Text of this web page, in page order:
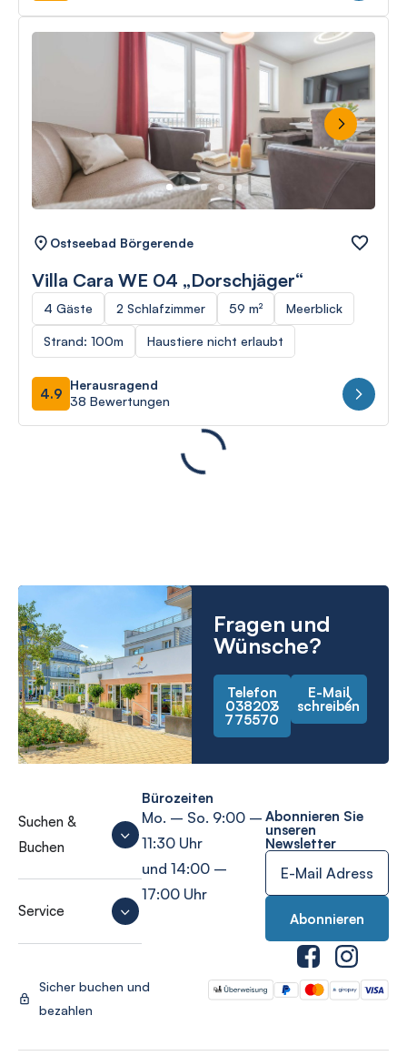
Next
Ostseebad Börgerende
Villa Cara WE 04 „Dorschjäger“
4 Gäste 2 Schlafzimmer 59 m² Meerblick
Strand: 100m Haustiere nicht erlaubt
4.9
Herausragend
38 Bewertungen
Fragen und
Wünsche?
Telefon
038203
775570
E-Mail
schreiben
Suchen &
Buchen
Service
Bürozeiten
Mo. – So. 9:00 –
11:30 Uhr
und 14:00 –
17:00 Uhr
Abonnieren Sie
unseren
Newsletter
Sicher buchen und
bezahlen